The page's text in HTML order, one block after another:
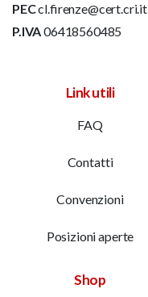
PECcl.firenze@cert.cri.it
P.IVA06418560485
Link utili
FAQ
Contatti
Convenzioni
Posizioni aperte
Shop